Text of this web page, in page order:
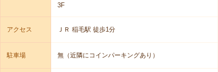
3F
アクセス ＪＲ 稲毛駅 徒歩1分
駐車場 無（近隣にコインパーキングあり）